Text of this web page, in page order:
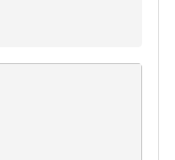
Branşı Artroplasti
firmalardan ürünlerini